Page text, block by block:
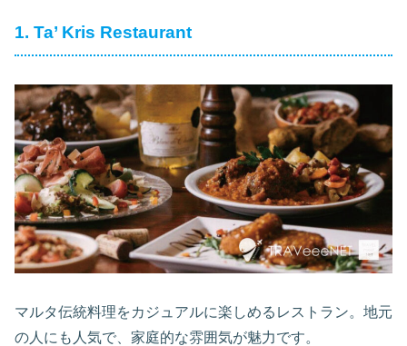
1. Ta’ Kris Restaurant
マルタ伝統料理をカジュアルに楽しめるレストラン。地元
の人にも人気で、家庭的な雰囲気が魅力です。